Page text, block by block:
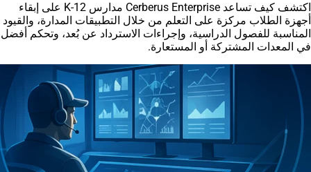
اكتشف كيف تساعد Cerberus Enterprise مدارس K-12 على إبقاء
أجهزة الطلاب مركزة على التعلم من خلال التطبيقات المدارة، والقيود
المناسبة للفصول الدراسية، وإجراءات الاسترداد عن بُعد، وتحكم أفضل
في المعدات المشتركة أو المستعارة.